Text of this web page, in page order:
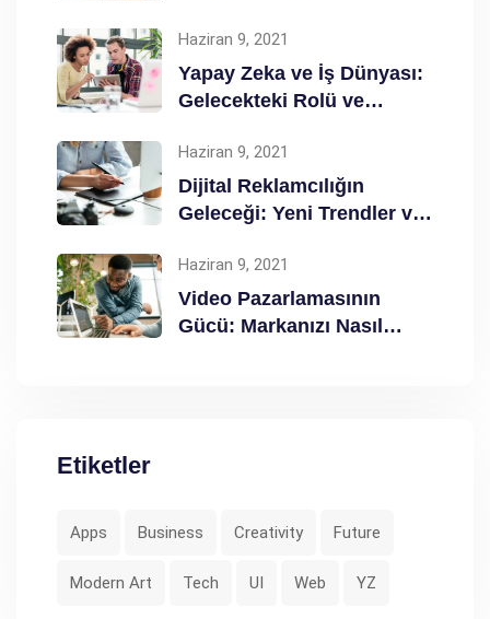
Haziran 9, 2021
Yapay Zeka ve İş Dünyası:
Gelecekteki Rolü ve
Haziran 9, 2021
Dijital Reklamcılığın
Geleceği: Yeni Trendler ve
Haziran 9, 2021
Video Pazarlamasının
Gücü: Markanızı Nasıl
Etiketler
Apps Business Creativity Future
Modern Art Tech UI Web YZ